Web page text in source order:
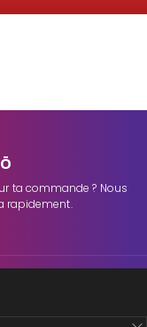
ta commande ? Nous
rapidement.